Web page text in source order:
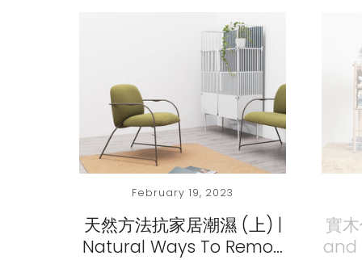
February 19, 2023
天然方法抗家居潮濕 (上) |
Natural Ways To Remo…
實
and